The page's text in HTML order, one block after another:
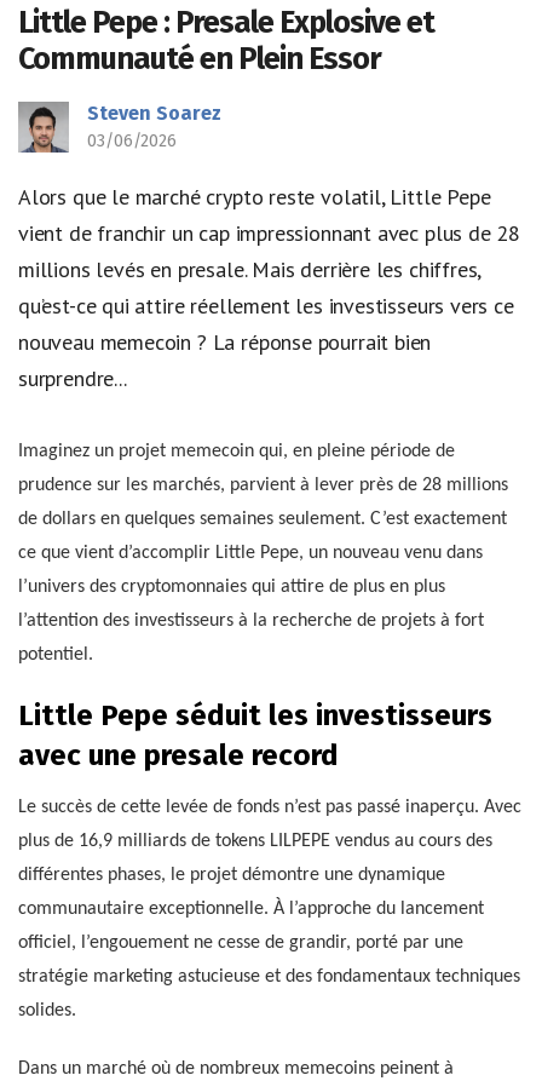
Little Pepe : Presale Explosive et
Communauté en Plein Essor
Steven Soarez
03/06/2026
Alors que le marché crypto reste volatil, Little Pepe
vient de franchir un cap impressionnant avec plus de 28
millions levés en presale. Mais derrière les chiffres,
qu’est-ce qui attire réellement les investisseurs vers ce
nouveau memecoin ? La réponse pourrait bien
surprendre...
Imaginez un projet memecoin qui, en pleine période de
prudence sur les marchés, parvient à lever près de 28 millions
de dollars en quelques semaines seulement. C’est exactement
ce que vient d’accomplir Little Pepe, un nouveau venu dans
l’univers des cryptomonnaies qui attire de plus en plus
l’attention des investisseurs à la recherche de projets à fort
potentiel.
Little Pepe séduit les investisseurs
avec une presale record
Le succès de cette levée de fonds n’est pas passé inaperçu. Avec
plus de 16,9 milliards de tokens LILPEPE vendus au cours des
différentes phases, le projet démontre une dynamique
communautaire exceptionnelle. À l’approche du lancement
officiel, l’engouement ne cesse de grandir, porté par une
stratégie marketing astucieuse et des fondamentaux techniques
solides.
Dans un marché où de nombreux memecoins peinent à